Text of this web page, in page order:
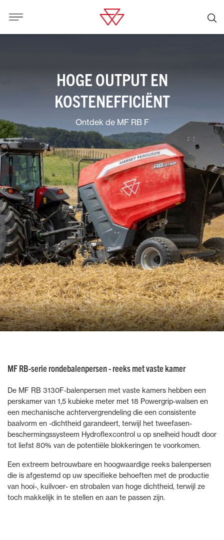
HOGE OUTPUT EN
KOSTENEFFICIËNT
Ontdek de MF RB F
MF RB-serie rondebalenpersen - reeks met vaste kamer
De MF RB 3130F-balenpersen met vaste kamers hebben een
perskamer van 1,5 kubieke meter met 18 Powergrip-walsen en
een mechanische achtervergrendeling die een consistente
baalvorm en -dichtheid garandeert, terwijl het tweefasen-
beschermingssysteem Hydroflexcontrol u op snelheid houdt door
tot liefst 80% van de potentiële blokkeringen te voorkomen.
Een extreem betrouwbare en hoogwaardige reeks balenpersen
die is afgestemd op uw specifieke behoeften met de productie
van hooi-, kuilvoer- en strobalen van hoge dichtheid, terwijl ze
toch makkelijk in te stellen en aan te passen zijn.